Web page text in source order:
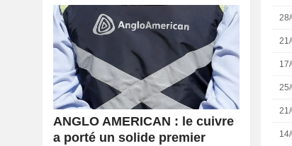
ANGLO AMERICAN : le cuivre
a porté un solide premier